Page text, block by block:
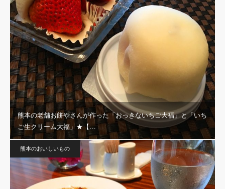
熊本の老舗お餅やさんが作った「おっきないちご大福」と「いち
ご生クリーム大福」★【…
熊本のおいしいもの